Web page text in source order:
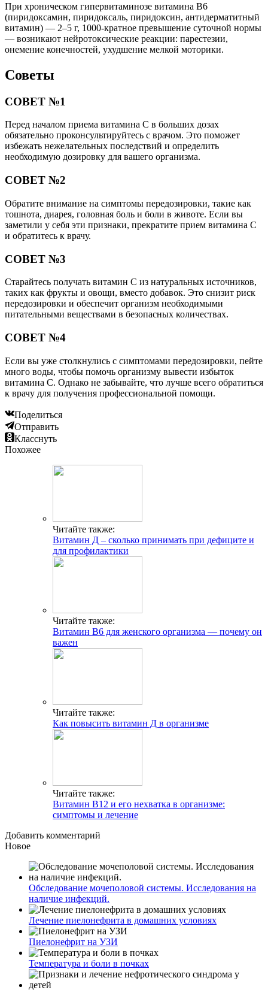
При хроническом гипервитаминозе витамина B6
(пиридоксамин, пиридоксаль, пиридоксин, антидерматитный
витамин) — 2–5 г, 1000-кратное превышение суточной нормы
— возникают нейротоксические реакции: парестезии,
онемение конечностей, ухудшение мелкой моторики.
Советы
СОВЕТ №1
Перед началом приема витамина С в больших дозах
обязательно проконсультируйтесь с врачом. Это поможет
избежать нежелательных последствий и определить
необходимую дозировку для вашего организма.
СОВЕТ №2
Обратите внимание на симптомы передозировки, такие как
тошнота, диарея, головная боль и боли в животе. Если вы
заметили у себя эти признаки, прекратите прием витамина С
и обратитесь к врачу.
СОВЕТ №3
Старайтесь получать витамин С из натуральных источников,
таких как фрукты и овощи, вместо добавок. Это снизит риск
передозировки и обеспечит организм необходимыми
питательными веществами в безопасных количествах.
СОВЕТ №4
Если вы уже столкнулись с симптомами передозировки, пейте
много воды, чтобы помочь организму вывести избыток
витамина С. Однако не забывайте, что лучше всего обратиться
к врачу для получения профессиональной помощи.
Поделиться
Отправить
Класснуть
Похожее
Читайте также:
Витамин Д – сколько принимать при дефиците и
для профилактики
Читайте также:
Витамин В6 для женского организма — почему он
важен
Читайте также:
Как повысить витамин Д в организме
Читайте также:
Витамин В12 и его нехватка в организме:
симптомы и лечение
Добавить комментарий
Новое
Обследование мочеполовой системы. Исследования на
наличие инфекций.
Лечение пиелонефрита в домашних условиях
Пиелонефрит на УЗИ
Температура и боли в почках